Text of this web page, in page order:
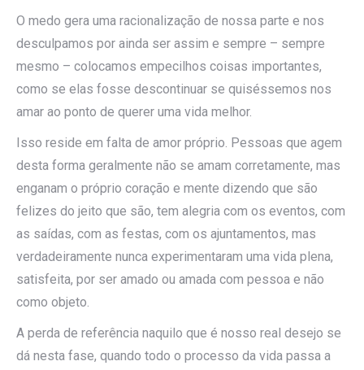
O medo gera uma racionalização de nossa parte e nos
desculpamos por ainda ser assim e sempre – sempre
mesmo – colocamos empecilhos coisas importantes,
como se elas fosse descontinuar se quiséssemos nos
amar ao ponto de querer uma vida melhor.
Isso reside em falta de amor próprio. Pessoas que agem
desta forma geralmente não se amam corretamente, mas
enganam o próprio coração e mente dizendo que são
felizes do jeito que são, tem alegria com os eventos, com
as saídas, com as festas, com os ajuntamentos, mas
verdadeiramente nunca experimentaram uma vida plena,
satisfeita, por ser amado ou amada com pessoa e não
como objeto.
A perda de referência naquilo que é nosso real desejo se
dá nesta fase, quando todo o processo da vida passa a